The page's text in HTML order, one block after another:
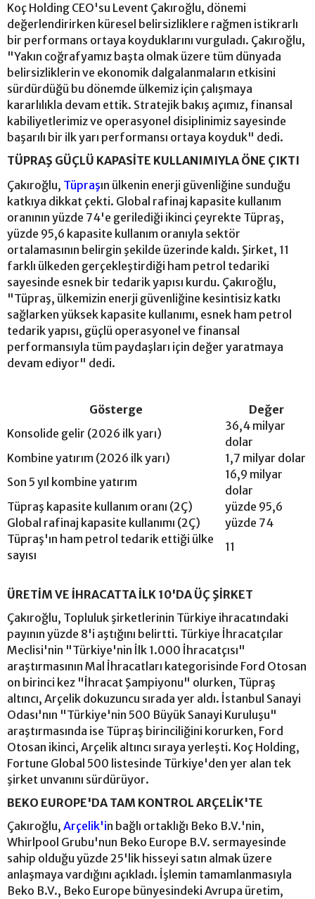
Koç Holding CEO'su Levent Çakıroğlu, dönemi
değerlendirirken küresel belirsizliklere rağmen istikrarlı
bir performans ortaya koyduklarını vurguladı. Çakıroğlu,
"Yakın coğrafyamız başta olmak üzere tüm dünyada
belirsizliklerin ve ekonomik dalgalanmaların etkisini
sürdürdüğü bu dönemde ülkemiz için çalışmaya
kararlılıkla devam ettik. Stratejik bakış açımız, finansal
kabiliyetlerimiz ve operasyonel disiplinimiz sayesinde
başarılı bir ilk yarı performansı ortaya koyduk" dedi.
TÜPRAŞ GÜÇLÜ KAPASİTE KULLANIMIYLA ÖNE ÇIKTI
Çakıroğlu, Tüpraşın ülkenin enerji güvenliğine sunduğu
katkıya dikkat çekti. Global rafinaj kapasite kullanım
oranının yüzde 74'e gerilediği ikinci çeyrekte Tüpraş,
yüzde 95,6 kapasite kullanım oranıyla sektör
ortalamasının belirgin şekilde üzerinde kaldı. Şirket, 11
farklı ülkeden gerçekleştirdiği ham petrol tedariki
sayesinde esnek bir tedarik yapısı kurdu. Çakıroğlu,
"Tüpraş, ülkemizin enerji güvenliğine kesintisiz katkı
sağlarken yüksek kapasite kullanımı, esnek ham petrol
tedarik yapısı, güçlü operasyonel ve finansal
performansıyla tüm paydaşları için değer yaratmaya
devam ediyor" dedi.
Gösterge
Değer
Konsolide gelir (2026 ilk yarı)
36,4 milyar
dolar
Kombine yatırım (2026 ilk yarı)
1,7 milyar dolar
Son 5 yıl kombine yatırım
16,9 milyar
dolar
Tüpraş kapasite kullanım oranı (2Ç)
yüzde 95,6
Global rafinaj kapasite kullanımı (2Ç)
yüzde 74
Tüpraş'ın ham petrol tedarik ettiği ülke
sayısı
11
ÜRETİM VE İHRACATTA İLK 10'DA ÜÇ ŞİRKET
Çakıroğlu, Topluluk şirketlerinin Türkiye ihracatındaki
payının yüzde 8'i aştığını belirtti. Türkiye İhracatçılar
Meclisi'nin "Türkiye'nin İlk 1.000 İhracatçısı"
araştırmasının Mal İhracatları kategorisinde Ford Otosan
on birinci kez "İhracat Şampiyonu" olurken, Tüpraş
altıncı, Arçelik dokuzuncu sırada yer aldı. İstanbul Sanayi
Odası'nın "Türkiye'nin 500 Büyük Sanayi Kuruluşu"
araştırmasında ise Tüpraş birinciliğini korurken, Ford
Otosan ikinci, Arçelik altıncı sıraya yerleşti. Koç Holding,
Fortune Global 500 listesinde Türkiye'den yer alan tek
şirket unvanını sürdürüyor.
BEKO EUROPE'DA TAM KONTROL ARÇELİK'TE
Çakıroğlu, Arçelik'in bağlı ortaklığı Beko B.V.'nin,
Whirlpool Grubu'nun Beko Europe B.V. sermayesinde
sahip olduğu yüzde 25'lik hisseyi satın almak üzere
anlaşmaya vardığını açıkladı. İşlemin tamamlanmasıyla
Beko B.V., Beko Europe bünyesindeki Avrupa üretim,